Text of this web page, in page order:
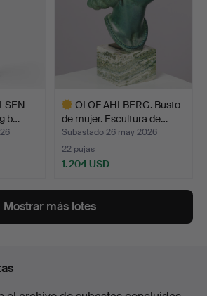
b…
OLOF AHLBERG. Busto
de mujer. Escultura de…
Subastado 26 may 2026
22 pujas
1.204 USD
Mostrar más lotes